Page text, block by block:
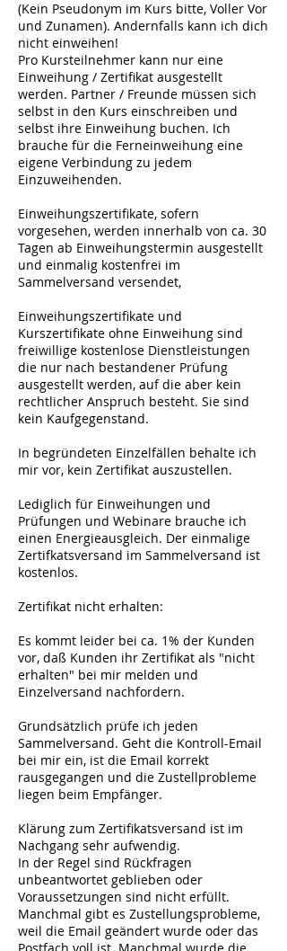
(Kein Pseudonym im Kurs bitte, Voller Vor
und Zunamen). Andernfalls kann ich dich
nicht einweihen!
Pro Kursteilnehmer kann nur eine
Einweihung / Zertifikat ausgestellt
werden. Partner / Freunde müssen sich
selbst in den Kurs einschreiben und
selbst ihre Einweihung buchen. Ich
brauche für die Ferneinweihung eine
eigene Verbindung zu jedem
Einzuweihenden.
Einweihungszertifikate, sofern
vorgesehen, werden innerhalb von ca. 30
Tagen ab Einweihungstermin ausgestellt
und einmalig kostenfrei im
Sammelversand versendet,
Einweihungszertifikate und
Kurszertifikate ohne Einweihung sind
freiwillige kostenlose Dienstleistungen
die nur nach bestandener Prüfung
ausgestellt werden, auf die aber kein
rechtlicher Anspruch besteht. Sie sind
kein Kaufgegenstand.
In begründeten Einzelfällen behalte ich
mir vor, kein Zertifikat auszustellen.
Lediglich für Einweihungen und
Prüfungen und Webinare brauche ich
einen Energieausgleich. Der einmalige
Zertifkatsversand im Sammelversand ist
kostenlos.
Zertifikat nicht erhalten:
Es kommt leider bei ca. 1% der Kunden
vor, daß Kunden ihr Zertifikat als "nicht
erhalten" bei mir melden und
Einzelversand nachfordern.
Grundsätzlich prüfe ich jeden
Sammelversand. Geht die Kontroll-Email
bei mir ein, ist die Email korrekt
rausgegangen und die Zustellprobleme
liegen beim Empfänger.
Klärung zum Zertifikatsversand ist im
Nachgang sehr aufwendig.
In der Regel sind Rückfragen
unbeantwortet geblieben oder
Voraussetzungen sind nicht erfüllt.
Manchmal gibt es Zustellungsprobleme,
weil die Email geändert wurde oder das